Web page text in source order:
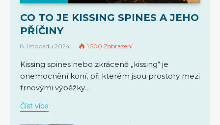
CO TO JE KISSING SPINES A JEHO
PŘÍČINY
8. listopadu 2024 1 500 Zobrazení
Kissing spines nebo zkráceně „kissing“ je
onemocnění koní, při kterém jsou prostory mezi
trnovými výběžky…
Číst více